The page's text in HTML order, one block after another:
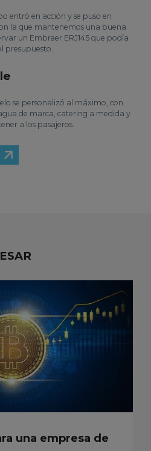
entró en acción y se puso en
la que mantenemos una buena
un Embraer ERJ145 que podía
presupuesto.
se personalizó al máximo, con
de marca, catering a medida y
a los pasajeros.
una empresa de